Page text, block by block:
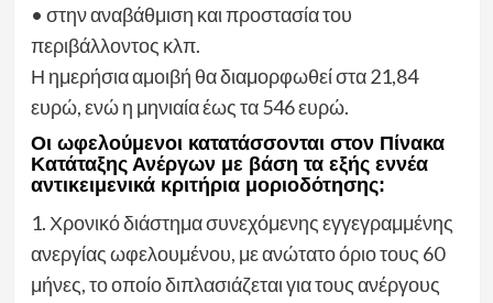
• στην αναβάθμιση και προστασία του
περιβάλλοντος κλπ.
Η ημερήσια αμοιβή θα διαμορφωθεί στα 21,84
ευρώ, ενώ η μηνιαία έως τα 546 ευρώ.
Οι ωφελούμενοι κατατάσσονται στον Πίνακα
Κατάταξης Ανέργων με βάση τα εξής εννέα
αντικειμενικά κριτήρια μοριοδότησης:
1. Χρονικό διάστημα συνεχόμενης εγγεγραμμένης
ανεργίας ωφελουμένου, με ανώτατο όριο τους 60
μήνες, το οποίο διπλασιάζεται για τους ανέργους